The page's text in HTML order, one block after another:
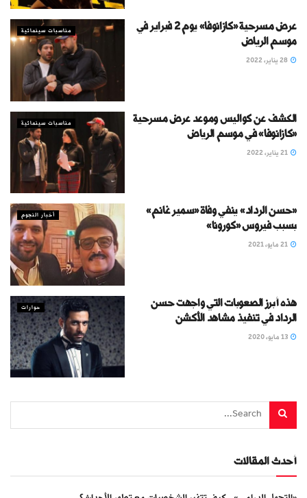
مناسبات سينمائية
عرض مسرحية «كازانوفا» يوم 2 فبراير في
موسم الرياض
مناسبات سينمائية
الكشف عن كواليس وموعد عرض مسرحية
«كازانوفا» في موسم الرياض
أخبار النجوم
«حسن الرداد» ينفي وفاة «سمير غانم»
بسبب فيروس «كورونا»
حوارات
هذه أبرز الصعوبات التي واجهت حسن
الرداد في تنفيذ مشاهد الأكشن
أحدث المقالات